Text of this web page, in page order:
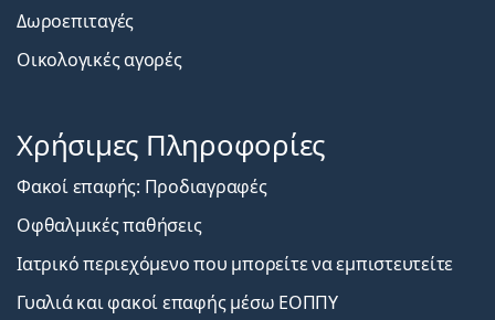
Δωροεπιταγές
Οικολογικές αγορές
Χρήσιμες Πληροφορίες
Φακοί επαφής: Προδιαγραφές
Οφθαλμικές παθήσεις
Ιατρικό περιεχόμενο που μπορείτε να εμπιστευτείτε
Γυαλιά και φακοί επαφής μέσω ΕΟΠΠΥ